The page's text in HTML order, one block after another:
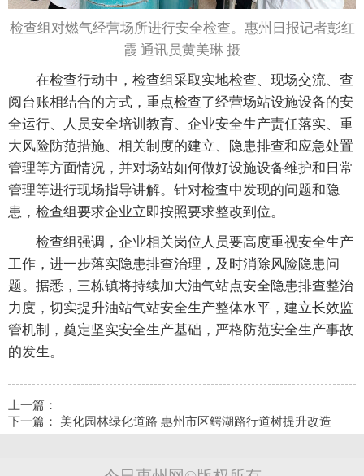
检查组对燃气经营场所进行安全检查。惠州日报记者彭红
霞 通讯员黄美琳 摄
在检查行动中，检查组采取实地检查、现场交流、查
阅台账相结合的方式，重点检查了经营场站设施设备的安
全运行、人员安全培训教育、企业安全生产责任落实、重
大风险防范措施、相关制度的建立、隐患排查和应急处置
管理等方面情况，并对场站如何做好设施设备维护和日常
管理等进行现场指导讲解。针对检查中发现的问题和隐
患，检查组要求企业立即按照要求整改到位。
检查组强调，企业相关岗位人员要高度重视安全生产
工作，进一步落实隐患排查治理，及时消除风险隐患问
题。据悉，三栋镇将持续加大油气站点安全隐患排查整治
力度，切实提升油站气站安全生产整体水平，建立长效监
管机制，奠定坚实安全生产基础，严格防范安全生产事故
的发生。
上一篇：
下一篇： 美化园林绿化道路 惠州市区鳄湖路行道树提升改造